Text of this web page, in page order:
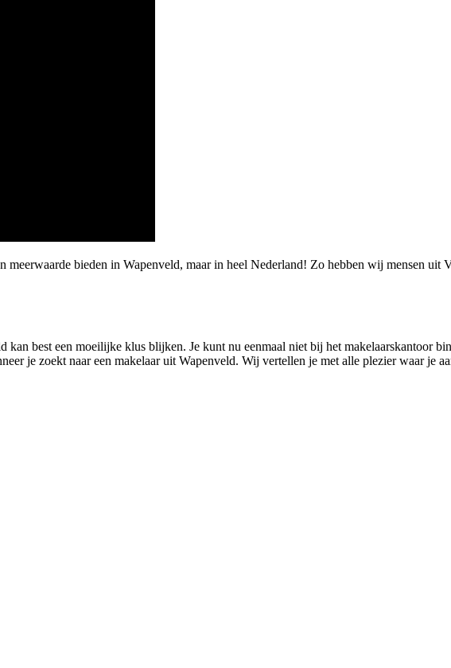
bieden in Wapenveld, maar in heel Nederland! Zo hebben wij mensen uit
kan best een moeilijke klus blijken. Je kunt nu eenmaal niet bij het makelaarskantoor
je zoekt naar een makelaar uit Wapenveld. Wij vertellen je met alle plezier waar je